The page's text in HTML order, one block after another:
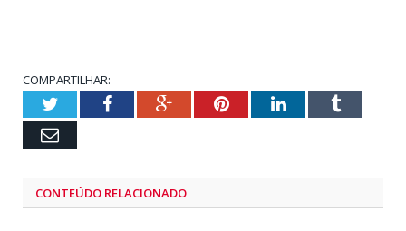
COMPARTILHAR:
TwitterFacebookGoogle+PinterestLinkedInTumblr
Email
CONTEÚDO RELACIONADO